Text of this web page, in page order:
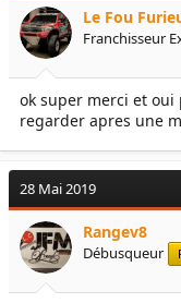
o
n
s
:
Le Fou
Franchisseur
ok super merci et
regarder apres une
28 Mai 2019
Rangev8
Débusqueur